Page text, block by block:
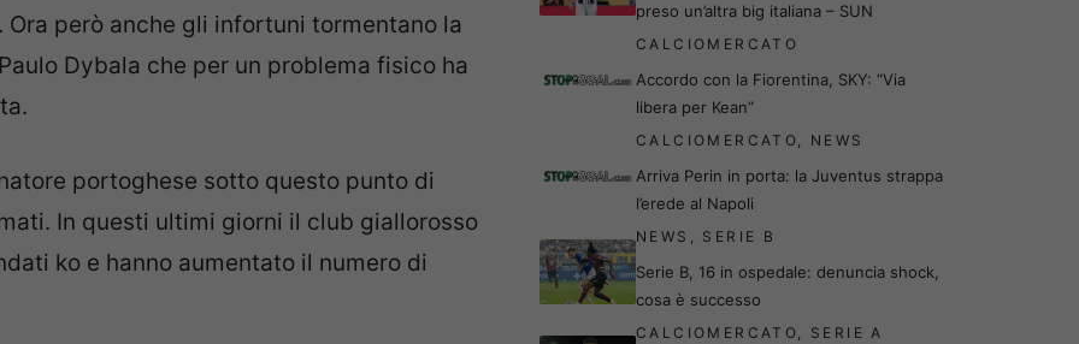
però anche gli infortuni tormentano la
Dybala che per un problema fisico ha
portoghese sotto questo punto di
In questi ultimi giorni il club giallorosso
ko e hanno aumentato il numero di
preso un’altra big italiana – SUN
CALCIOMERCATO
Accordo con la Fiorentina, SKY: “Via
libera per Kean”
CALCIOMERCATO, NEWS
Arriva Perin in porta: la Juventus strappa
l’erede al Napoli
NEWS , SERIE B
Serie B, 16 in ospedale: denuncia shock,
cosa è successo
CALCIOMERCATO, SERIE A